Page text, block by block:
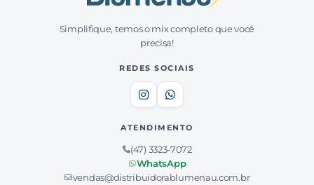
Simplifique, temos o mix completo que você
precisa!
REDES SOCIAIS
ATENDIMENTO
(47) 3323-7072
WhatsApp
vendas@distribuidorablumenau.com.br